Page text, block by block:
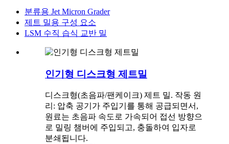
분류용 Jet Micron Grader
제트 밀용 구성 요소
LSM 수직 습식 교반 밀
인기형 디스크형 제트밀
디스크형(초음파/팬케이크) 제트 밀. 작동 원
리: 압축 공기가 주입기를 통해 공급되면서,
원료는 초음파 속도로 가속되어 접선 방향으
로 밀링 챔버에 주입되고, 충돌하여 입자로
분쇄됩니다.